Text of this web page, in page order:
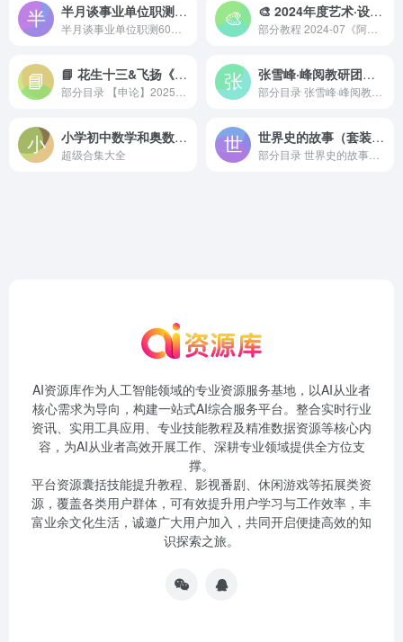
半月谈事业单位职测60天计划 🎨 2024年度艺术·设计·戏剧·漫画等
📘 花生十三&飞扬《2025上半年公考笔试套题冲刺班》 张雪峰·峰阅教研团队升学规划宝典系列（共三册）
小学初中数学和奥数资料
超级合集大全
世界史的故事（套装39册）
AI资源库作为人工智能领域的专业资源服务基地，以AI从业者
核心需求为导向，构建一站式AI综合服务平台。整合实时行业
资讯、实用工具应用、专业技能教程及精准数据资源等核心内
容，为AI从业者高效开展工作、深耕专业领域提供全方位支
撑。
平台资源囊括技能提升教程、影视番剧、休闲游戏等拓展类资
源，覆盖各类用户群体，可有效提升用户学习与工作效率，丰
富业余文化生活，诚邀广大用户加入，共同开启便捷高效的知
识探索之旅。